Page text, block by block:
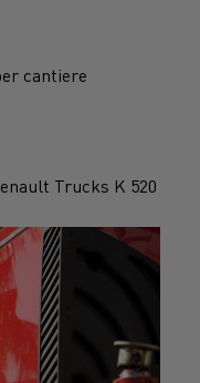
cantiere
Trucks K 520